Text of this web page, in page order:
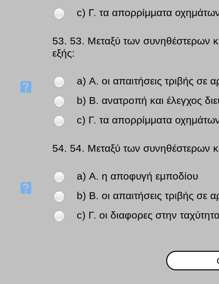
c) Γ. τα απορρίμματα οχημάτων
53. 53. Μεταξύ των συνηθέστερων
εξής:
a) Α. οι απαιτήσεις τριβής σε
b) Β. ανατροπή και έλεγχος
c) Γ. τα απορρίμματα οχημάτων
54. 54. Μεταξύ των συνηθέστερων
a) Α. η αποφυγή εμποδίου
b) Β. οι απαιτήσεις τριβής σε
c) Γ. οι διαφορες στην